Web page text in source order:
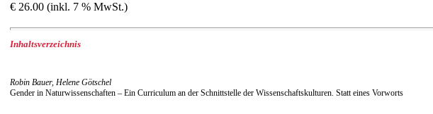
€ 26.00 (inkl. 7 % MwSt.)
Inhaltsverzeichnis
Robin Bauer, Helene Götschel
Gender in Naturwissenschaften – Ein Curriculum an der Schnittstelle der Wissenschaftskulturen. Statt eines Vorworts